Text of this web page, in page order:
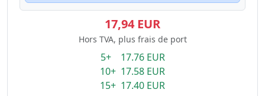
17,94 EUR
Hors TVA, plus frais de port
5+ 17.76 EUR
10+ 17.58 EUR
15+ 17.40 EUR